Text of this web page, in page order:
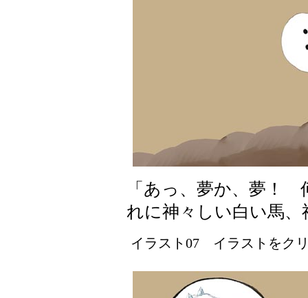
「あっ、夢か、夢！
れに神々しい白い馬
イラスト07 イラストをク